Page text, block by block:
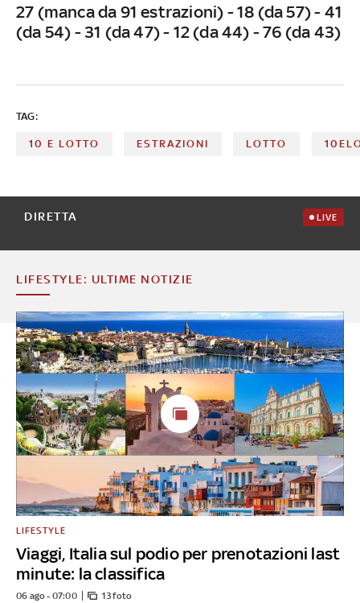
27 (manca da 91 estrazioni) - 18 (da 57) - 41
(da 54) - 31 (da 47) - 12 (da 44) - 76 (da 43)
TAG:
10 E LOTTO ESTRAZIONI LOTTO
DIRETTA LIVE
LIFESTYLE: ULTIME NOTIZIE
Viaggi, Italia sul podio per prenotazioni last
minute: la classifica
LIFESTYLE
06 ago - 07:00 13 foto